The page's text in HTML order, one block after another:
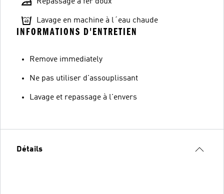
Lavage en machine à l´eau chaude
INFORMATIONS D'ENTRETIEN
Remove immediately
Ne pas utiliser d'assouplissant
Lavage et repassage à l'envers
Détails